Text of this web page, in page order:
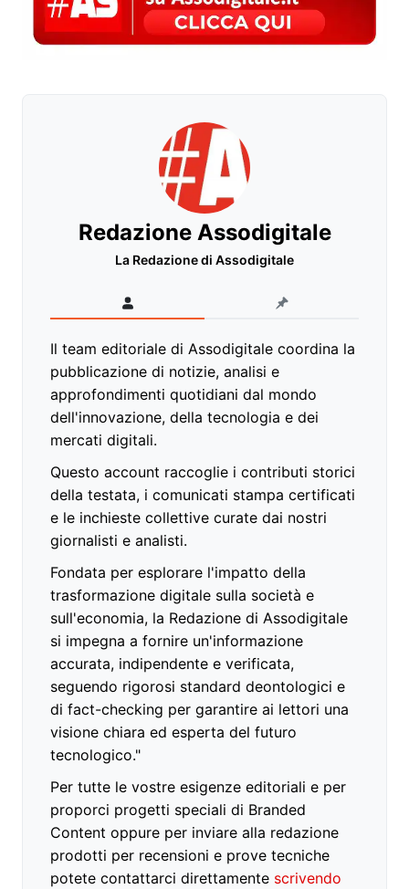
Redazione Assodigitale
La Redazione di Assodigitale
Il team editoriale di Assodigitale coordina la
pubblicazione di notizie, analisi e
approfondimenti quotidiani dal mondo
dell'innovazione, della tecnologia e dei
mercati digitali.
Questo account raccoglie i contributi storici
della testata, i comunicati stampa certificati
e le inchieste collettive curate dai nostri
giornalisti e analisti.
Fondata per esplorare l'impatto della
trasformazione digitale sulla società e
sull'economia, la Redazione di Assodigitale
si impegna a fornire un'informazione
accurata, indipendente e verificata,
seguendo rigorosi standard deontologici e
di fact-checking per garantire ai lettori una
visione chiara ed esperta del futuro
tecnologico."
Per tutte le vostre esigenze editoriali e per
proporci progetti speciali di Branded
Content oppure per inviare alla redazione
prodotti per recensioni e prove tecniche
potete contattarci direttamente scrivendo